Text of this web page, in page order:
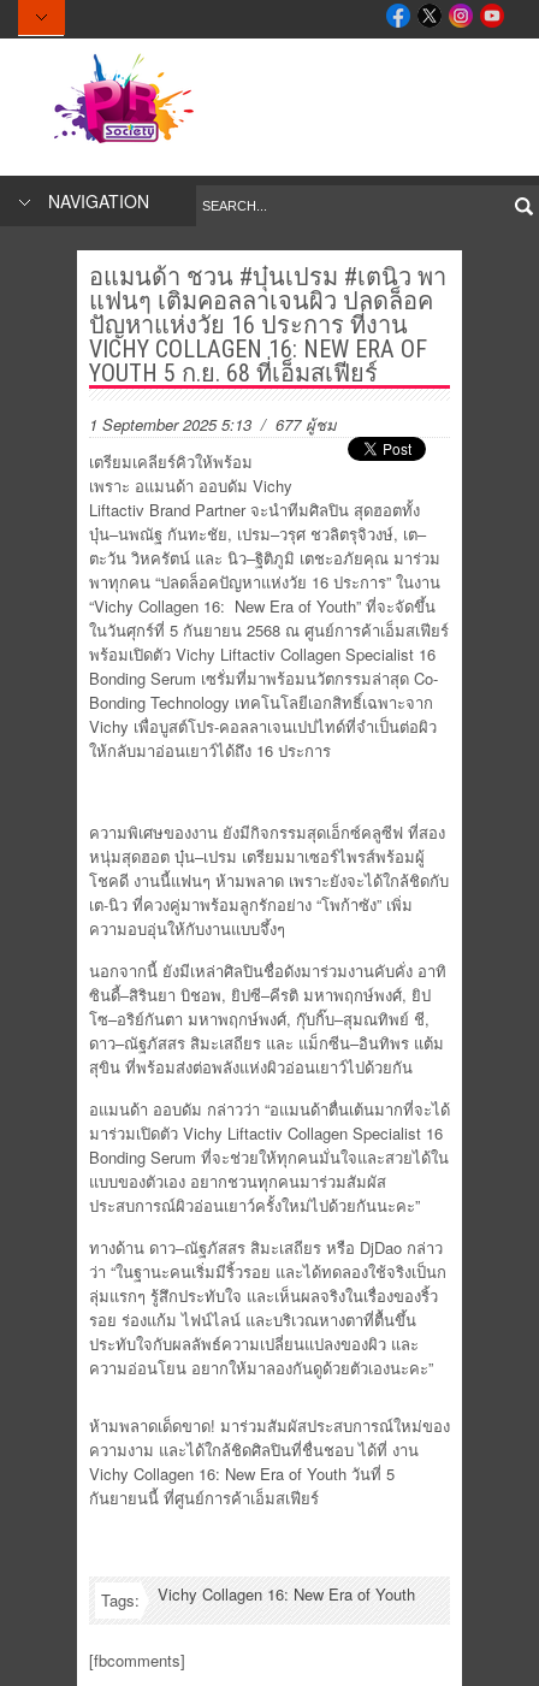
NAVIGATION
อแมนด้า ชวน #บุ๋นเปรม #เตนิว พา
แฟนๆ เติมคอลลาเจนผิว ปลดล็อค
ปัญหาแห่งวัย 16 ประการ ที่งาน
VICHY COLLAGEN 16: NEW ERA OF
YOUTH 5 ก.ย. 68 ที่เอ็มสเฟียร์
1 September 2025 5:13 / 677 ผู้ชม
เตรียมเคลียร์คิวให้พร้อม
เพราะ อแมนด้า ออบดัม Vichy
Liftactiv Brand Partner จะนำทีมศิลปิน สุดฮอตทั้ง
บุ๋น–นพณัฐ กันทะชัย, เปรม–วรุศ ชวลิตรุจิวงษ์, เต–
ตะวัน วิหครัตน์ และ นิว–ฐิติภูมิ เตชะอภัยคุณ มาร่วม
พาทุกคน “ปลดล็อคปัญหาแห่งวัย 16 ประการ” ในงาน
“Vichy Collagen 16: New Era of Youth” ที่จะจัดขึ้น
ในวันศุกร์ที่ 5 กันยายน 2568 ณ ศูนย์การค้าเอ็มสเฟียร์
พร้อมเปิดตัว Vichy Liftactiv Collagen Specialist 16
Bonding Serum เซรั่มที่มาพร้อมนวัตกรรมล่าสุด Co-
Bonding Technology เทคโนโลยีเอกสิทธิ์เฉพาะจาก
Vichy เพื่อบูสต์โปร-คอลลาเจนเปปไทด์ที่จำเป็นต่อผิว
ให้กลับมาอ่อนเยาว์ได้ถึง 16 ประการ
ความพิเศษของงาน ยังมีกิจกรรมสุดเอ็กซ์คลูซีฟ ที่สอง
หนุ่มสุดฮอต บุ๋น–เปรม เตรียมมาเซอร์ไพรส์พร้อมผู้
โชคดี งานนี้แฟนๆ ห้ามพลาด เพราะยังจะได้ใกล้ชิดกับ
เต-นิว ที่ควงคู่มาพร้อมลูกรักอย่าง “โพก้าซัง” เพิ่ม
ความอบอุ่นให้กับงานแบบจึ้งๆ
นอกจากนี้ ยังมีเหล่าศิลปินชื่อดังมาร่วมงานคับคั่ง อาทิ
ซินดี้–สิรินยา บิชอพ, ยิปซี–คีรติ มหาพฤกษ์พงศ์, ยิป
โซ–อริย์กันตา มหาพฤกษ์พงศ์, กุ๊บกิ๊บ–สุมณทิพย์ ชี,
ดาว–ณัฐภัสสร สิมะเสถียร และ แม็กซีน–อินทิพร แต้ม
สุขิน ที่พร้อมส่งต่อพลังแห่งผิวอ่อนเยาว์ไปด้วยกัน
อแมนด้า ออบดัม กล่าวว่า “อแมนด้าตื่นเต้นมากที่จะได้
มาร่วมเปิดตัว Vichy Liftactiv Collagen Specialist 16
Bonding Serum ที่จะช่วยให้ทุกคนมั่นใจและสวยได้ใน
แบบของตัวเอง อยากชวนทุกคนมาร่วมสัมผัส
ประสบการณ์ผิวอ่อนเยาว์ครั้งใหม่ไปด้วยกันนะคะ”
ทางด้าน ดาว–ณัฐภัสสร สิมะเสถียร หรือ DjDao กล่าว
ว่า “ในฐานะคนเริ่มมีริ้วรอย และได้ทดลองใช้จริงเป็นก
ลุ่มแรกๆ รู้สึกประทับใจ และเห็นผลจริงในเรื่องของริ้ว
รอย ร่องแก้ม ไฟน์ไลน์ และบริเวณหางตาที่ตื้นขึ้น
ประทับใจกับผลลัพธ์ความเปลี่ยนแปลงของผิว และ
ความอ่อนโยน อยากให้มาลองกันดูด้วยตัวเองนะคะ”
ห้ามพลาดเด็ดขาด! มาร่วมสัมผัสประสบการณ์ใหม่ของ
ความงาม และได้ใกล้ชิดศิลปินที่ชื่นชอบ ได้ที่ งาน
Vichy Collagen 16: New Era of Youth วันที่ 5
กันยายนนี้ ที่ศูนย์การค้าเอ็มสเฟียร์
Tags: Vichy Collagen 16: New Era of Youth
[fbcomments]